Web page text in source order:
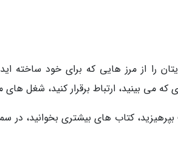
از مرز هایی که برای خود ساخته اید،
که می بینید، ارتباط برقرار کنید، شغل
کتاب های بیشتری بخوانید، در